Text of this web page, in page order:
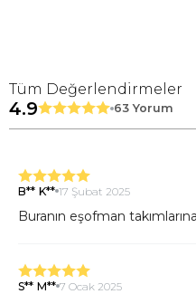
Tüm Değerlendirmeler
4.9 63 Yorum
B** K** 17 Şubat 2025
Buranın eşofman
S** M** 7 Ocak 2025